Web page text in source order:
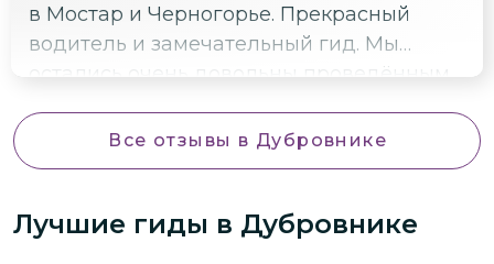
в Мостар и Черногорье. Прекрасный
водитель и замечательный гид. Мы
остались очень довольны проведённым
Все отзывы в Дубровнике
Лучшие гиды в Дубровнике